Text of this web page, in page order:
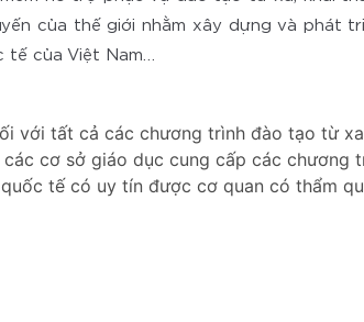
của thế giới nhằm xây dựng và phát
của Việt Nam…
với tất cả các chương trình đào tạo từ
cơ sở giáo dục cung cấp các chương
tế có uy tín được cơ quan có thẩm